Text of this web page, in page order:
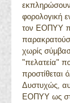
εκπληρώσουν
φορολογική
τον ΕΟΠΥΥ
χωρίς
"πελατεία"
προστίθεται
Δυστυχώς,
ΕΟΠΥΥ ως